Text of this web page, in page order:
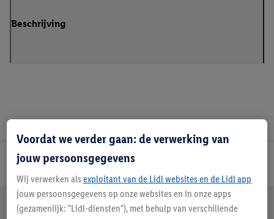
Beschrijving
Lidl Nieuwsbrief
Jouw voordelen bij ons als Lidl webshop klant
Gratis retourneren Veilig winkelen
Voordat we verder gaan: de verwerking van
jouw persoonsgegevens
Wij verwerken als exploitant van de Lidl websites en de Lidl app
jouw persoonsgegevens op onze websites en in onze apps
(gezamenlijk: "Lidl-diensten"), met behulp van verschillende